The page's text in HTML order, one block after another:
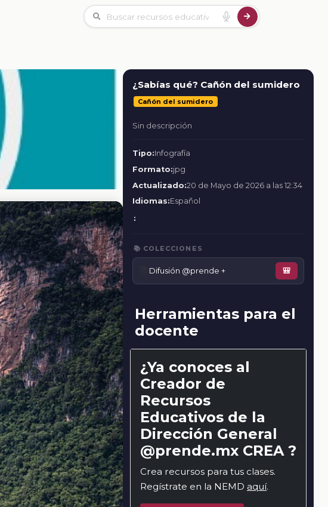
¿Sabías qué? Cañón del sumidero
Cañón del sumidero
Sin descripción
Tipo:Infografía
Formato:jpg
Actualizado:20 de Mayo de 2026 a las 12:34
Idiomas:Español
:
📚 COLECCIONES
Difusión @prende + 🎒
Herramientas para el
docente
¿Ya conoces al
Creador de
Recursos
Educativos de la
Dirección General
@prende.mx CREA ?
Crea recursos para tus clases.
Regístrate en la NEMD aquí.